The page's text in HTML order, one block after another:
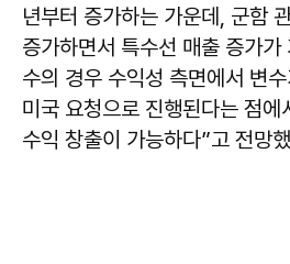
년부터 증가하는 가운데, 군함
증가하면서 특수선 매출 증가가
수의 경우 수익성 측면에서 변
미국 요청으로 진행된다는 점에
수익 창출이 가능하다”고 전망